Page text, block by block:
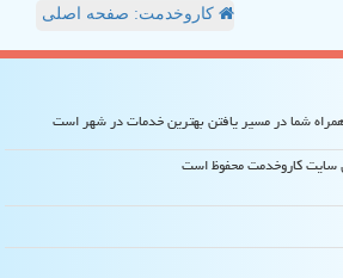
کاروخدمت: صفحه اصلی
شما در مسیر یافتن بهترین خدمات در شهر است